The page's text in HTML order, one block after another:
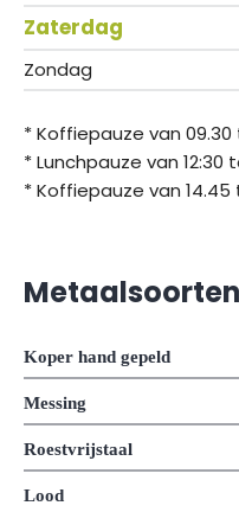
Zaterdag
Zondag
* Koffiepauze van
* Lunchpauze van 12:30
* Koffiepauze van 14.45
Metaalsoorten
Koper hand gepeld
Messing
Roestvrijstaal
Lood